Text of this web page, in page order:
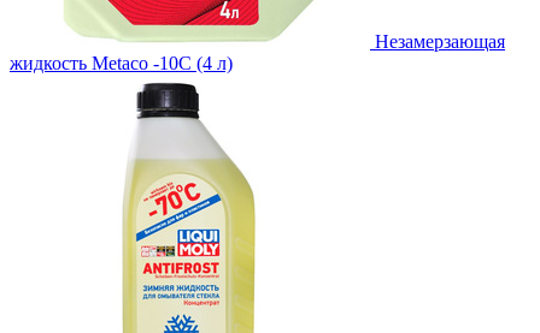
Незамерзающая
жидкость Metaco -10C (4 л)